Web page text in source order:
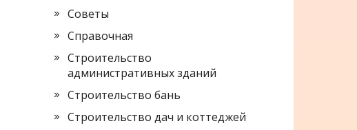
Советы
Справочная
Строительство
административных зданий
Строительство бань
Строительство дач и коттеджей